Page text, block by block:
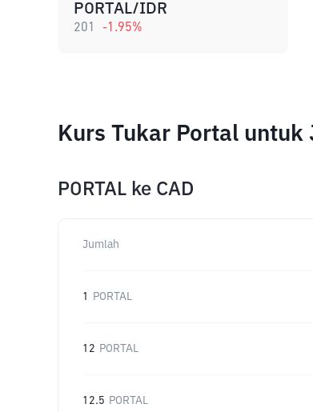
PORTAL/IDR
201 -1.95%
Kurs Tukar Portal
PORTAL ke CAD
Jumlah
1 PORTAL
12 PORTAL
12.5 PORTAL